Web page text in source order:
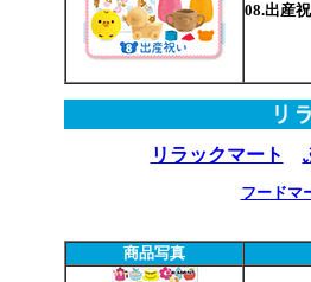
08.出産
リラックマート
フードマ
商品写真